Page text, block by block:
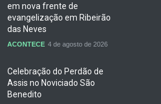
em nova frente de
evangelização em Ribeirão
das Neves
ACONTECE 4 de agosto de 2026
Celebração do Perdão de
Assis no Noviciado São
Benedito